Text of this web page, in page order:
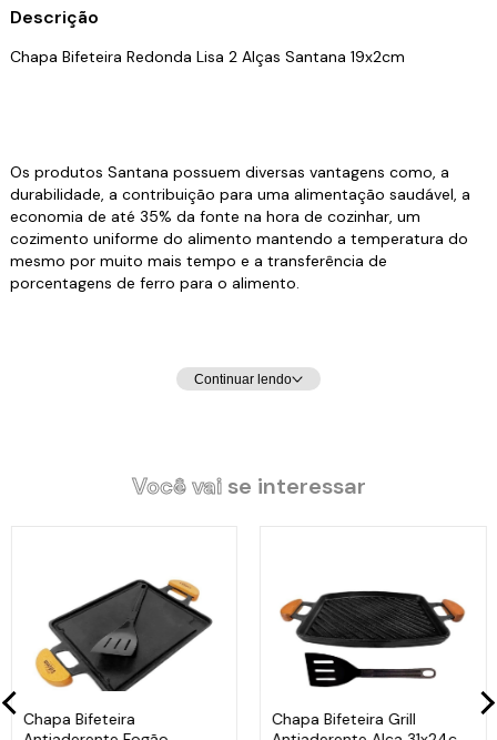
Descrição
Chapa Bifeteira Redonda Lisa 2 Alças Santana 19x2cm
Os produtos Santana possuem diversas vantagens como, a
durabilidade, a contribuição para uma alimentação saudável, a
economia de até 35% da fonte na hora de cozinhar, um
cozimento uniforme do alimento mantendo a temperatura do
mesmo por muito mais tempo e a transferência de
porcentagens de ferro para o alimento.
Peso: 1,09 kg
Código: 0005
Continuar lendo
Você vaise interessar
Chapa Bifeteira
Chapa Bifeteira Grill